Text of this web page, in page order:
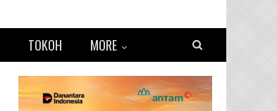
TOKOH MORE